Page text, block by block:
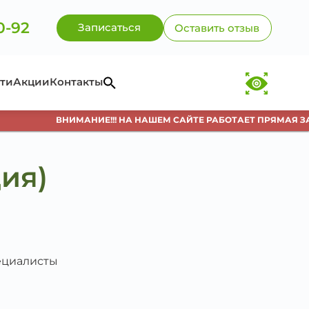
92 Записаться Оставить отзыв
АкцииКонтакты
ВНИМАНИЕ!!! НА НАШЕМ САЙТЕ РАБОТАЕТ ПРЯМАЯ